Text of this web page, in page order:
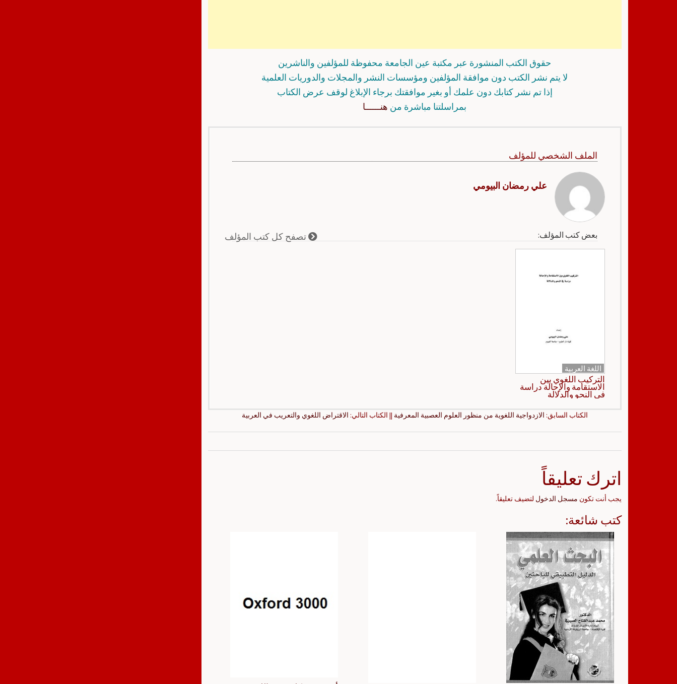
حقوق الكتب المنشورة عبر مكتبة عين الجامعة محفوظة للمؤلفين والناشرين
لا يتم نشر الكتب دون موافقة المؤلفين ومؤسسات النشر والمجلات والدوريات العلمية
إذا تم نشر كتابك دون علمك أو بغير موافقتك برجاء الإبلاغ لوقف عرض الكتاب
بمراسلتنا مباشرة من هنــــــا
الملف الشخصي للمؤلف
علي رمضان البيومي
بعض كتب المؤلف: تصفح كل كتب المؤلف
اللغة العربية
التركيب اللغوي بين
الاستقامة والإحالة دراسة
في النحو والدلالة
الكتاب السابق: الازدواجية اللغوية من منظور العلوم العصبية المعرفية || الكتاب التالي: الاقتراض اللغوي والتعريب في العربية
اترك تعليقاً
يجب أنت تكون مسجل الدخول لتضيف تعليقاً.
كتب شائعة: